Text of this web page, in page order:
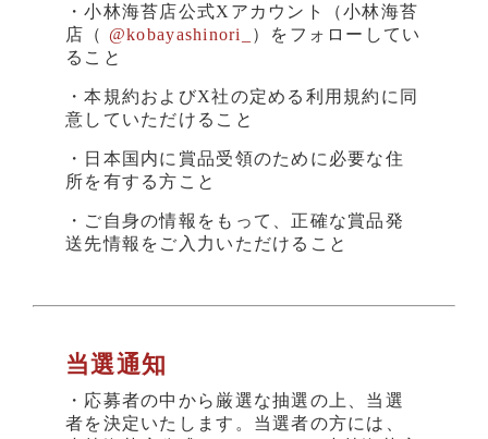
・小林海苔店公式Xアカウント（小林海苔
店（ @kobayashinori_
）をフォローしてい
ること
・本規約およびX社の定める利用規約に同
意していただけること
・日本国内に賞品受領のために必要な住
所を有する方こと
・ご自身の情報をもって、正確な賞品発
送先情報をご入力いただけること
当選通知
・応募者の中から厳選な抽選の上、当選
者を決定いたします。当選者の方には、